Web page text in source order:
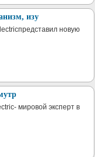
изу
новую
мировой эксперт в